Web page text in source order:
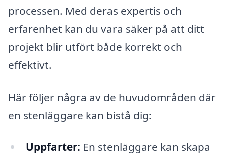
processen. Med deras expertis och
erfarenhet kan du vara säker på att ditt
projekt blir utfört både korrekt och
effektivt.
Här följer några av de huvudområden där
en stenläggare kan bistå dig:
Uppfarter: En stenläggare kan skapa